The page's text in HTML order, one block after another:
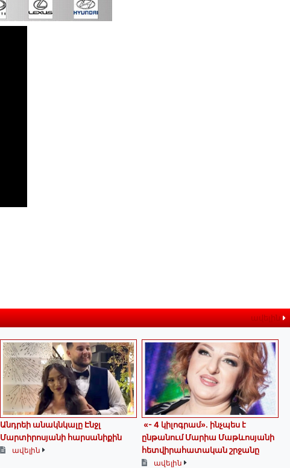
ավելին
Անդրեի անակնկալը Էնջլ
Մարտիրոսյանի հարսանիքին
ավելին
«- 4 կիլոգրամ». ինչպես է
ընթանում Մարիա Մաթևոսյանի
հետվիրահատական շրջանը
ավելին